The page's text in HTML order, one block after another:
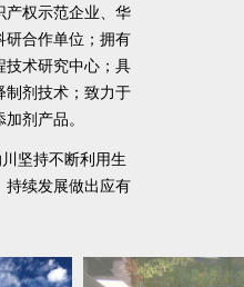
产权示范企业、华
研合作单位；拥有
技术研究中心；具
制剂技术；致力于
剂产品。
坚持不断利用生
持续发展做出应有